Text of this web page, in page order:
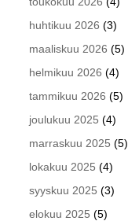
huhtikuu 2026 (3)
maaliskuu 2026 (5)
helmikuu 2026 (4)
tammikuu 2026 (5)
joulukuu 2025 (4)
marraskuu 2025 (5)
lokakuu 2025 (4)
syyskuu 2025 (3)
elokuu 2025 (5)